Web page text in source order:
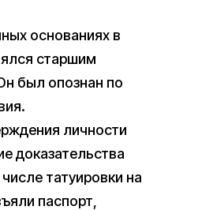
основаниях в
старшим
был опознан по
личности
доказательства
татуировки на
паспорт,